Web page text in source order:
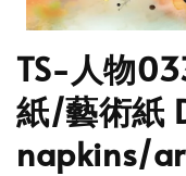
TS-人物
紙/藝術紙
napkins/